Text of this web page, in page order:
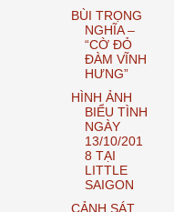
BÙI TRỌNG
NGHĨA –
“CỜ ĐỎ
ĐÀM VĨNH
HƯNG”
HÌNH ẢNH
BIỂU TÌNH
NGÀY
13/10/201
8 TẠI
LITTLE
SAIGON
CẢNH SÁT